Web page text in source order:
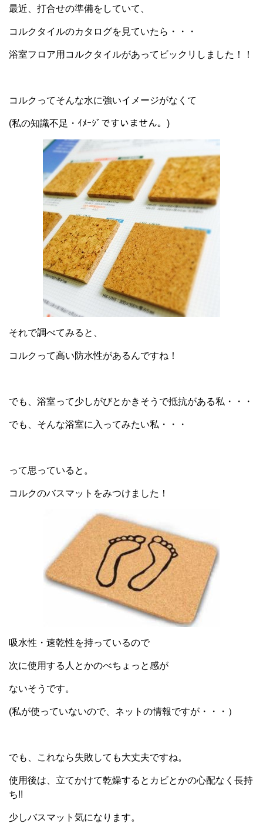
最近、打合せの準備をしていて、
コルクタイルのカタログを見ていたら・・・
浴室フロア用コルクタイルがあってビックリしました！！
コルクってそんな水に強いイメージがなくて
(私の知識不足・ｲﾒｰｼﾞですいません。)
それで調べてみると、
コルクって高い防水性があるんですね！
でも、浴室って少しがびとかきそうで抵抗がある私・・・
でも、そんな浴室に入ってみたい私・・・
って思っていると。
コルクのバスマットをみつけました！
吸水性・速乾性を持っているので
次に使用する人とかのべちょっと感が
ないそうです。
(私が使っていないので、ネットの情報ですが・・・）
でも、これなら失敗しても大丈夫ですね。
使用後は、立てかけて乾燥するとカビとかの心配なく長持
ち!!
少しバスマット気になります。